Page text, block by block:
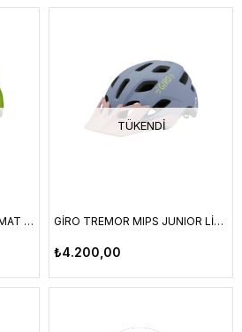
GIRO FIXTURE MIPS KASK MAT ANO LIME STANDART BEDEN 54-61CM
TÜKENDI
GİRO TREMOR MIPS JUNIOR LİLLA YOUTH UNIVERSAL FIT 50-57 CM
₺4.200,00